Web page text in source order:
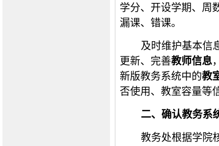
学分、开设学期、周
漏课、错课。
及时维护基本信
更新、完善教师信息
新版教务系统中的教
否使用、教室容量等
二、确认教务系
教务处根据学院